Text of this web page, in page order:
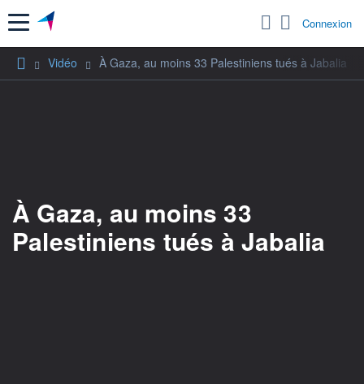
Menu Connexion
Vidéo À Gaza, au moins 33 Palestiniens tués à Jabalia
À Gaza, au moins 33
Palestiniens tués à Jabalia